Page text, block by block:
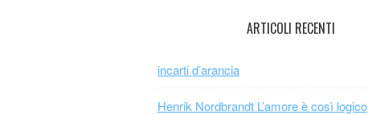
ARTICOLI RECENTI
incarti d’arancia
Henrik Nordbrandt L’amore è così logico